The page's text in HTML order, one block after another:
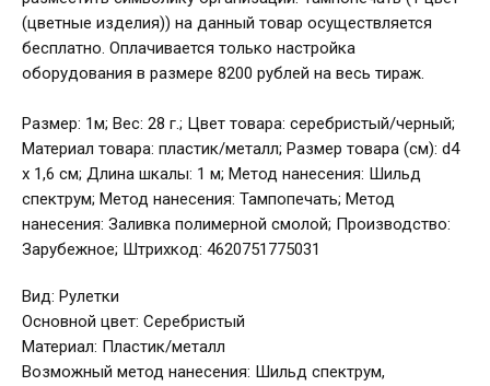
(цветные изделия)) на данный товар осуществляется
бесплатно. Оплачивается только настройка
оборудования в размере 8200 рублей на весь тираж.
Размер: 1м; Вес: 28 г.; Цвет товара: серебристый/черный;
Материал товара: пластик/металл; Размер товара (см): d4
х 1,6 см; Длина шкалы: 1 м; Метод нанесения: Шильд
спектрум; Метод нанесения: Тампопечать; Метод
нанесения: Заливка полимерной смолой; Производство:
Зарубежное; Штрихкод: 4620751775031
Вид: Рулетки
Основной цвет: Серебристый
Материал: Пластик/металл
Возможный метод нанесения: Шильд спектрум,